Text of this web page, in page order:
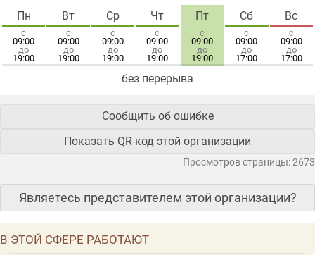
Пн
с
09:00
до
19:00
Вт
с
09:00
до
19:00
Ср
с
09:00
до
19:00
Чт
с
09:00
до
19:00
Пт
с
09:00
до
19:00
Сб
с
09:00
до
17:00
Вс
с
09:00
до
17:00
без перерыва
Сообщить об ошибке
Показать QR-код этой организации
Просмотров страницы: 2673
Являетесь представителем этой организации?
В ЭТОЙ СФЕРЕ РАБОТАЮТ